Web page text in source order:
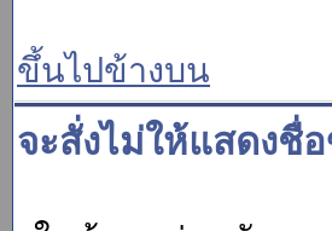
ขึ้นไปข้างบน
จะสั่งไม่ให้แสดงชื่